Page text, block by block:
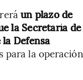
un plazo de
la Secretaría de
Defensa
para la operación